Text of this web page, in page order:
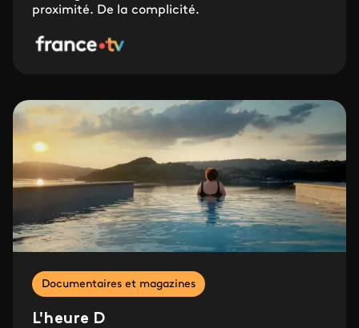
proximité. De la complicité.
Documentaires et magazines
L'heure D